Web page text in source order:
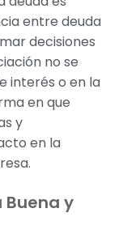
entre deuda
decisiones
no se
interés o en la
en que
y
en la
Buena y